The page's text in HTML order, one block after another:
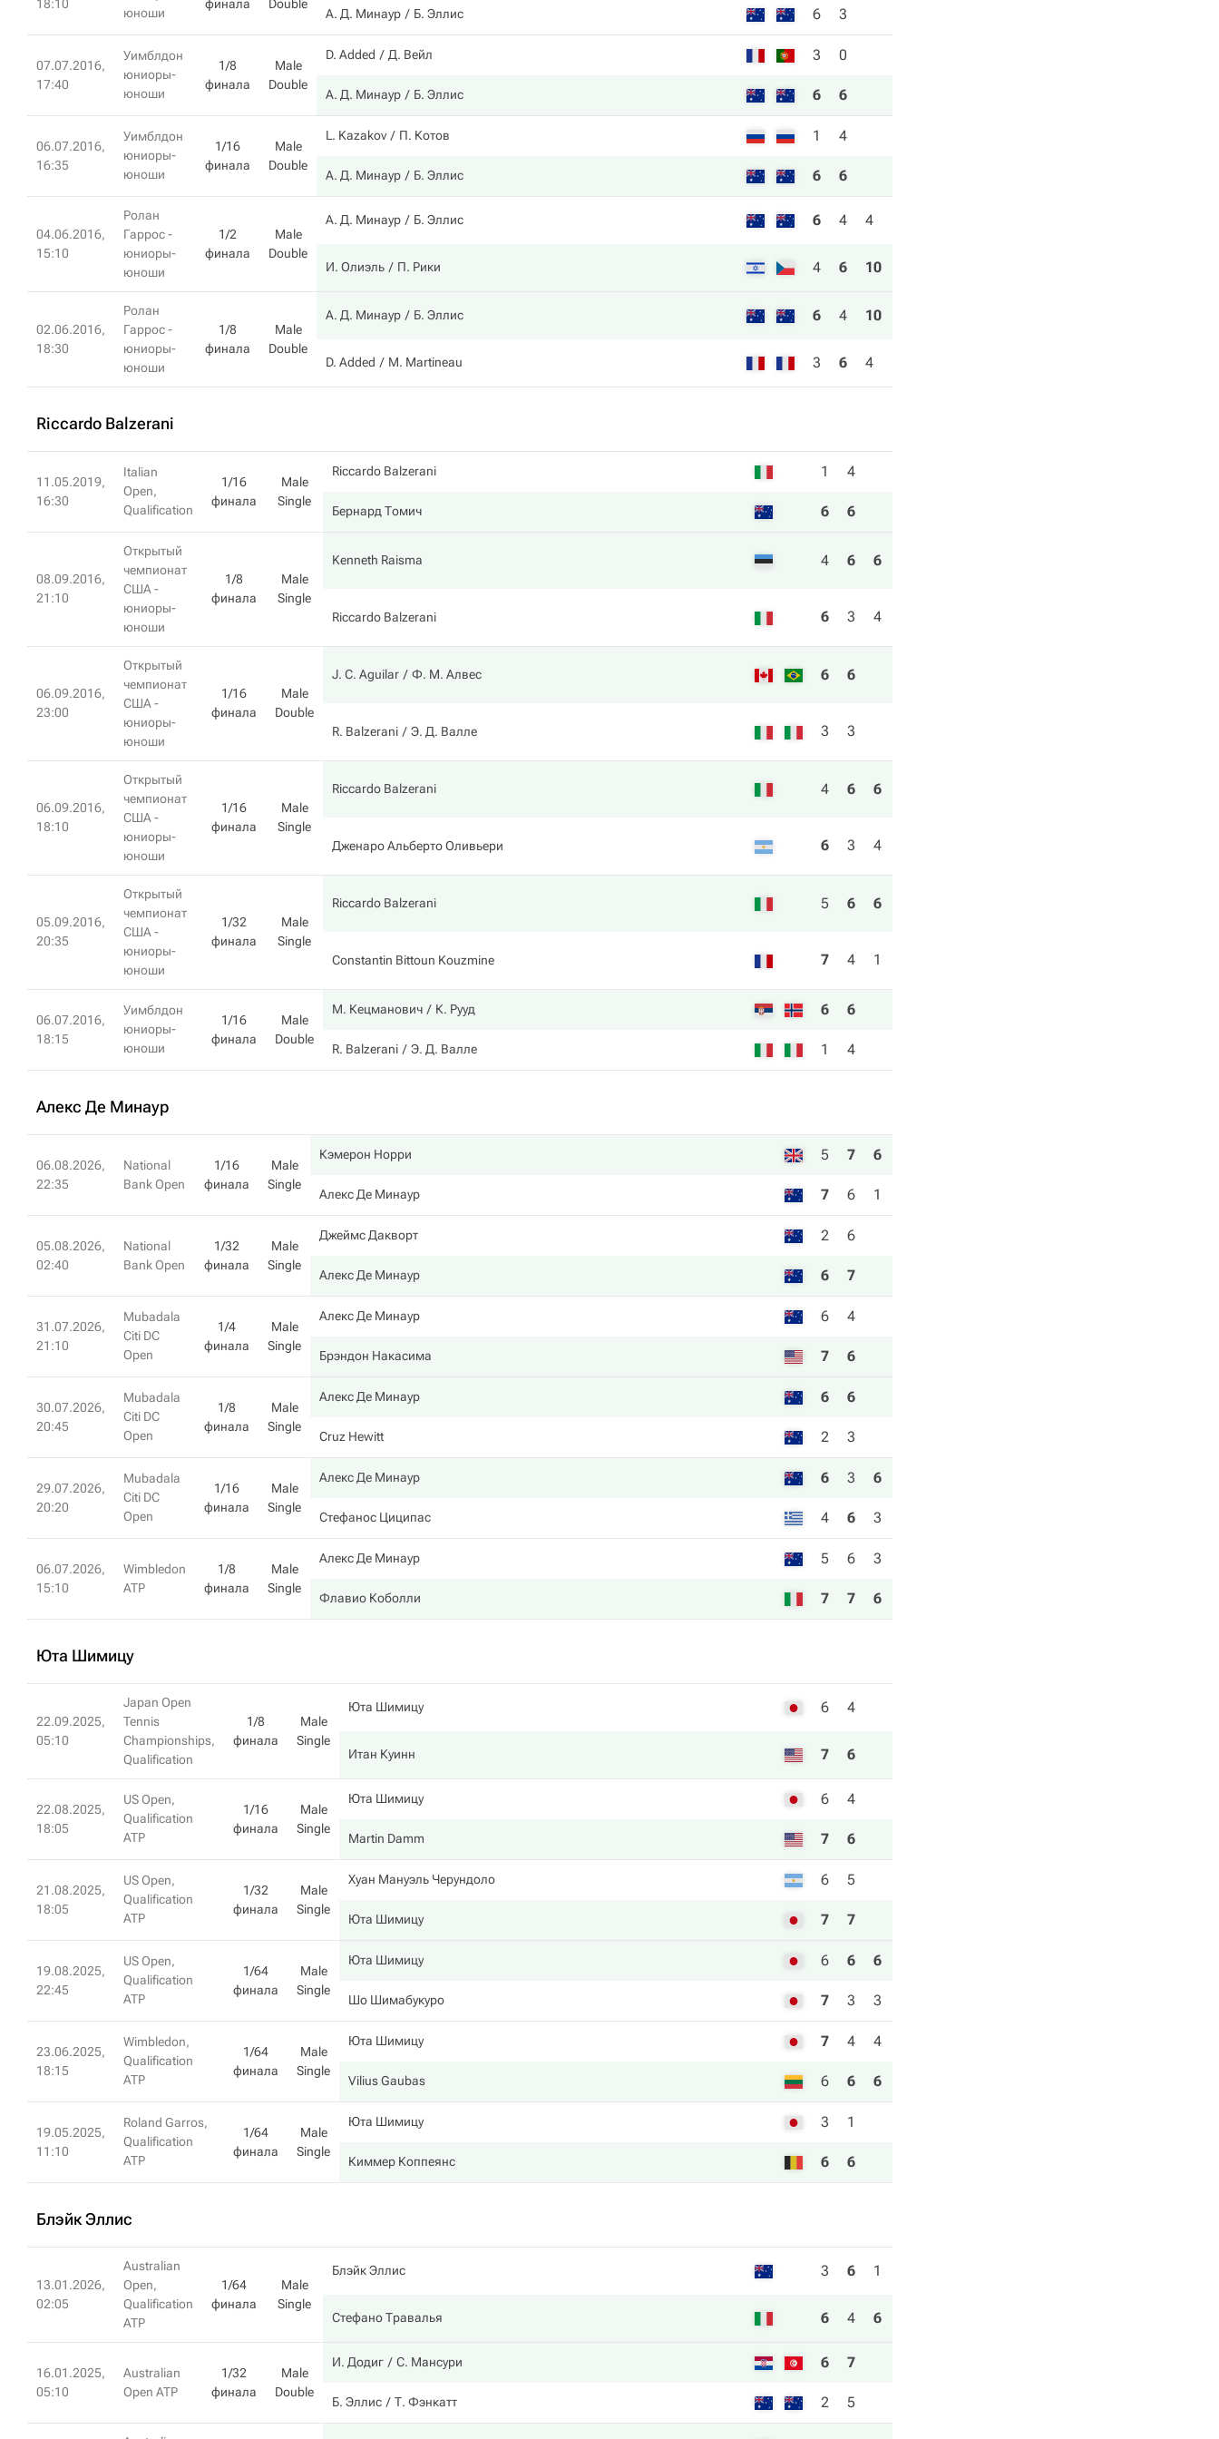
18:10
юноши
финала
Double
А. Д. Минаур Б. Эллис 6 3
07.07.2016,
17:40
Уимблдон
юниоры-
юноши
1/8
финала
Male
Double
D. Added Д. Вейл 3 0
А. Д. Минаур Б. Эллис 6 6
06.07.2016,
16:35
Уимблдон
юниоры-
юноши
1/16
финала
Male
Double
L. Kazakov П. Котов 1 4
А. Д. Минаур Б. Эллис 6 6
04.06.2016,
15:10
Ролан
Гаррос -
юниоры-
юноши
1/2
финала
Male
Double
А. Д. Минаур Б. Эллис 6 4 4
И. Олиэль П. Рики 4 6 10
02.06.2016,
18:30
Ролан
Гаррос -
юниоры-
юноши
1/8
финала
Male
Double
А. Д. Минаур Б. Эллис 6 4 10
D. Added M. Martineau 3 6 4
Riccardo Balzerani
11.05.2019,
16:30
Italian
Open,
Qualification
1/16
финала
Male
Single
Riccardo Balzerani 1 4
Бернард Томич 6 6
08.09.2016,
21:10
Открытый
чемпионат
США -
юниоры-
юноши
1/8
финала
Male
Single
Kenneth Raisma 4 6 6
Riccardo Balzerani 6 3 4
06.09.2016,
23:00
Открытый
чемпионат
США -
юниоры-
юноши
1/16
финала
Male
Double
J. C. Aguilar Ф. М. Алвес 6 6
R. Balzerani Э. Д. Валле 3 3
06.09.2016,
18:10
Открытый
чемпионат
США -
юниоры-
юноши
1/16
финала
Male
Single
Riccardo Balzerani 4 6 6
Дженаро Альберто Оливьери 6 3 4
05.09.2016,
20:35
Открытый
чемпионат
США -
юниоры-
юноши
1/32
финала
Male
Single
Riccardo Balzerani 5 6 6
Constantin Bittoun Kouzmine 7 4 1
06.07.2016,
18:15
Уимблдон
юниоры-
юноши
1/16
финала
Male
Double
М. Кецманович К. Рууд 6 6
R. Balzerani Э. Д. Валле 1 4
Алекс Де Минаур
06.08.2026,
22:35
National
Bank Open
1/16
финала
Male
Single
Кэмерон Норри 5 7 6
Алекс Де Минаур 7 6 1
05.08.2026,
02:40
National
Bank Open
1/32
финала
Male
Single
Джеймс Дакворт 2 6
Алекс Де Минаур 6 7
31.07.2026,
21:10
Mubadala
Citi DC
Open
1/4
финала
Male
Single
Алекс Де Минаур 6 4
Брэндон Накаcима 7 6
30.07.2026,
20:45
Mubadala
Citi DC
Open
1/8
финала
Male
Single
Алекс Де Минаур 6 6
Cruz Hewitt 2 3
29.07.2026,
20:20
Mubadala
Citi DC
Open
1/16
финала
Male
Single
Алекс Де Минаур 6 3 6
Стефанос Циципас 4 6 3
06.07.2026,
15:10
Wimbledon
ATP
1/8
финала
Male
Single
Алекс Де Минаур 5 6 3
Флавио Коболли 7 7 6
Юта Шимицу
22.09.2025,
05:10
Japan Open
Tennis
Championships,
Qualification
1/8
финала
Male
Single
Юта Шимицу 6 4
Итан Куинн 7 6
22.08.2025,
18:05
US Open,
Qualification
ATP
1/16
финала
Male
Single
Юта Шимицу 6 4
Martin Damm 7 6
21.08.2025,
18:05
US Open,
Qualification
ATP
1/32
финала
Male
Single
Хуан Мануэль Черундоло 6 5
Юта Шимицу 7 7
19.08.2025,
22:45
US Open,
Qualification
ATP
1/64
финала
Male
Single
Юта Шимицу 6 6 6
Шо Шимабукуро 7 3 3
23.06.2025,
18:15
Wimbledon,
Qualification
ATP
1/64
финала
Male
Single
Юта Шимицу 7 4 4
Vilius Gaubas 6 6 6
19.05.2025,
11:10
Roland Garros,
Qualification
ATP
1/64
финала
Male
Single
Юта Шимицу 3 1
Киммер Коппеянс 6 6
Блэйк Эллис
13.01.2026,
02:05
Australian
Open,
Qualification
ATP
1/64
финала
Male
Single
Блэйк Эллис 3 6 1
Стефано Травалья 6 4 6
16.01.2025,
05:10
Australian
Open ATP
1/32
финала
Male
Double
И. Додиг С. Мансури 6 7
Б. Эллис Т. Фэнкатт 2 5